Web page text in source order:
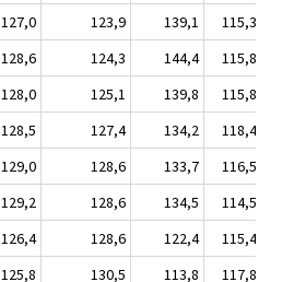
127,0 123,9 139,1
115,3
128,6 124,3 144,4
115,8
128,0 125,1 139,8
115,8
128,5 127,4 134,2
118,4
129,0 128,6 133,7
116,5
129,2 128,6 134,5
114,5
126,4 128,6 122,4
115,4
125,8 130,5 113,8 117,8